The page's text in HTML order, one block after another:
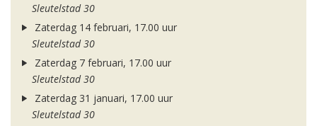
Sleutelstad 30
Zaterdag 14 februari, 17.00 uur
Sleutelstad 30
Zaterdag 7 februari, 17.00 uur
Sleutelstad 30
Zaterdag 31 januari, 17.00 uur
Sleutelstad 30